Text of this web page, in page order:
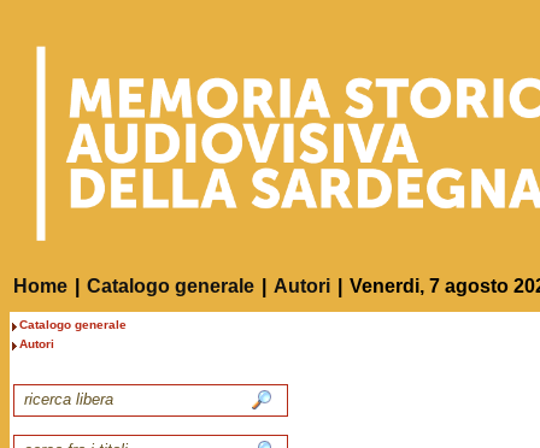
Home Catalogo generale Autori Venerdi, 7 agosto
Catalogo generale
Autori